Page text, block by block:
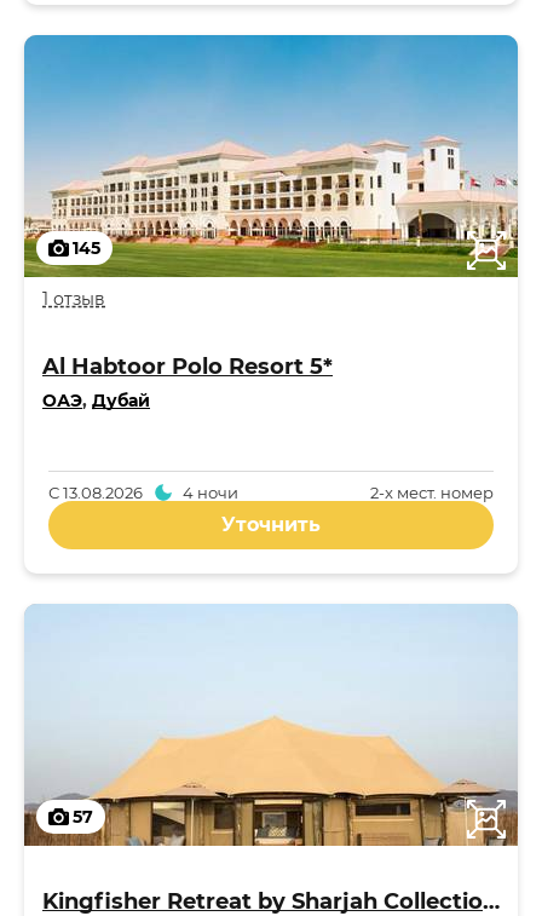
145
1 отзыв
Al Habtoor Polo Resort 5*
ОАЭ, Дубай
2-x мест. номер
С13.08.2026 4 ночи
Уточнить
57
Kingfisher Retreat by Sharjah Collection 5*